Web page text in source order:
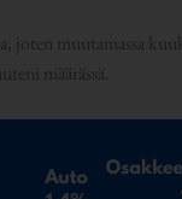
muutamassa
määrässä.